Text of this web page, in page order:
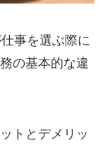
事を選ぶ際に
の基本的な違
トとデメリッ